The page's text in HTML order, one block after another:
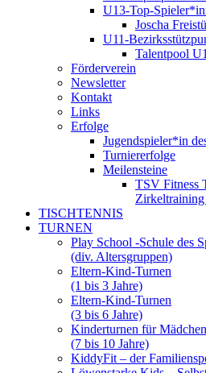
U13-Top-
Joscha
U11-
Talentpool
Förderverein
Newsletter
Kontakt
Links
Erfolge
Jugendspieler*in
Turniererfolge
Meilensteine
TSV Fitness
TISCHTENNIS
TURNEN
Play School -Schule des
(div. Altersgruppen)
Eltern-Kind-Turnen
(1 bis 3 Jahre)
Eltern-Kind-Turnen
(3 bis 6 Jahre)
Kinderturnen für
(7 bis 10 Jahre)
KiddyFit – der